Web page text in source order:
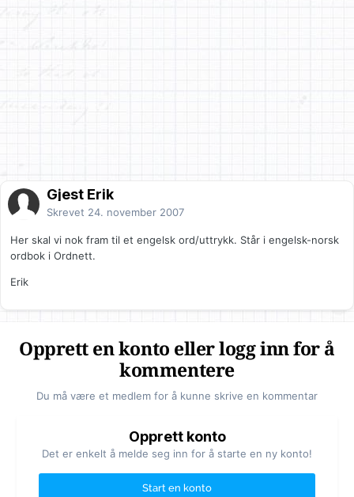
Gjest Erik
Skrevet 24. november 2007
Her skal vi nok fram til et engelsk ord/uttrykk. Står i engelsk-norsk
ordbok i Ordnett.
Erik
Opprett en konto eller logg inn for å
kommentere
Du må være et medlem for å kunne skrive en kommentar
Opprett konto
Det er enkelt å melde seg inn for å starte en ny konto!
Start en konto